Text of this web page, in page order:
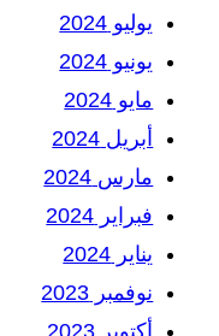
يوليو 2024
يونيو 2024
مايو 2024
أبريل 2024
مارس 2024
فبراير 2024
يناير 2024
نوفمبر 2023
أكتوبر 2023